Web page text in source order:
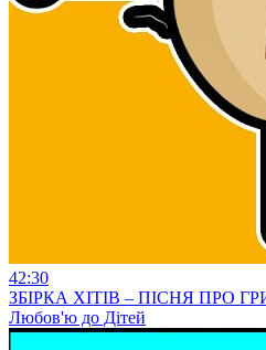
42:30
ЗБІРКА ХІТІВ – ПІСНЯ ПРО
Любов'ю до Дітей